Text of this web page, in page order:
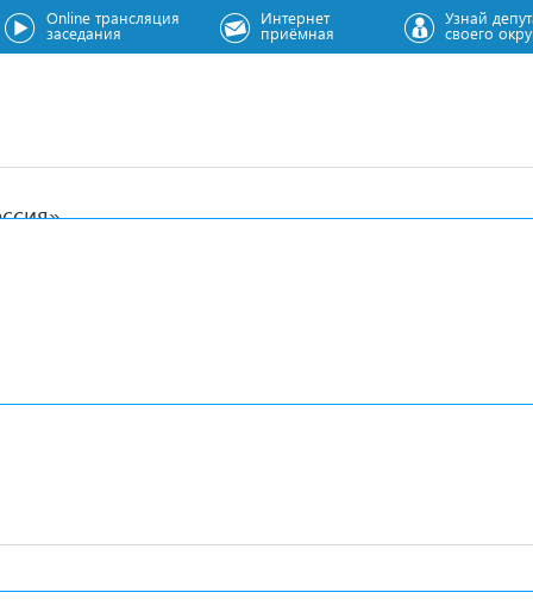
Online трансляция
заседания
Интернет
приёмная
Узнай
своего